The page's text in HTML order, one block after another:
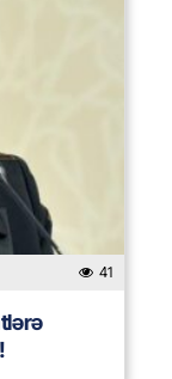
41